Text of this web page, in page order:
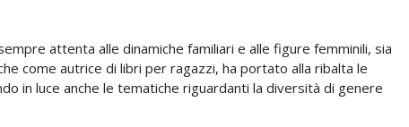
attenta alle dinamiche familiari e alle figure femminili, sia
come autrice di libri per ragazzi, ha portato alla ribalta le
in luce anche le tematiche riguardanti la diversità di genere